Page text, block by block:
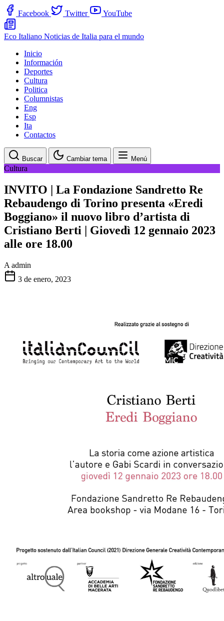
Facebook Twitter YouTube
Eco Italiano Noticias de Italia para el mundo
Inicio
Información
Deportes
Cultura
Politica
Columnistas
Eng
Esp
Ita
Contactos
Buscar Cambiar tema Menú
Cultura
INVITO | La Fondazione Sandretto Re
Rebaudengo di Torino presenta «Eredi
Boggiano» il nuovo libro d’artista di
Cristiano Berti | Giovedì 12 gennaio 2023
alle ore 18.00
A admin
3 de enero, 2023